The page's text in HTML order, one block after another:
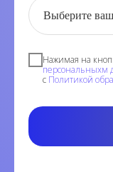
Нажимая на
персональныхм
с Политикой